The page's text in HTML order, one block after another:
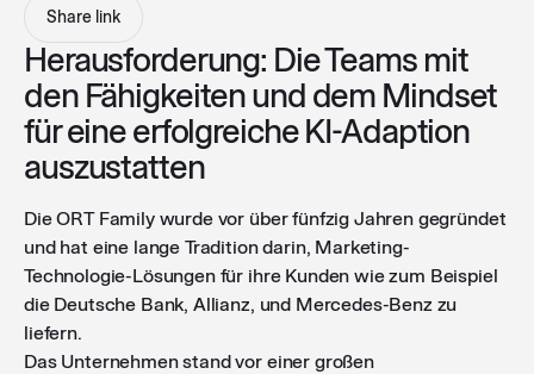
Share link
Herausforderung: Die Teams mit
den Fähigkeiten und dem Mindset
für eine erfolgreiche KI-Adaption
auszustatten
Die ORT Family wurde vor über fünfzig Jahren gegründet
und hat eine lange Tradition darin, Marketing-
Technologie-Lösungen für ihre Kunden wie zum Beispiel
die Deutsche Bank, Allianz, und Mercedes-Benz zu
liefern.
Das Unternehmen stand vor einer großen